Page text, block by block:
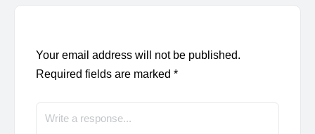
Your email address will not be published.
Required fields are marked *